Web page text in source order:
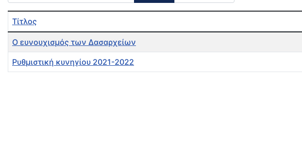
Άρθρα
Τίτλος
Ο ευνουχισμός των Δασαρχείων
Ρυθμιστική κυνηγίου 2021-2022